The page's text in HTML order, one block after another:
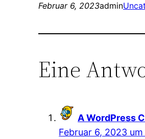
Februar 6, 2023admin
Eine
A WordPress
Februar 6, 2023